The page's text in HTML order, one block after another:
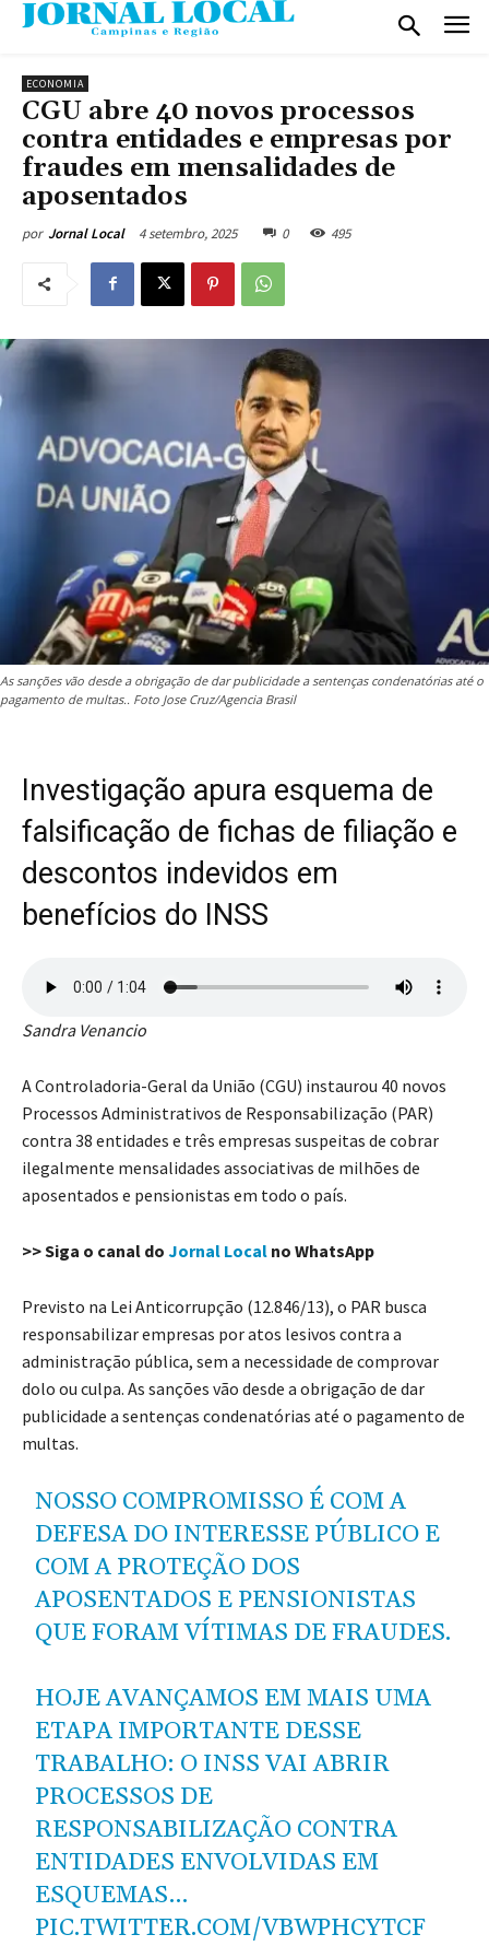
ECONOMIA
CGU abre 40 novos processos
contra entidades e empresas por
fraudes em mensalidades de
aposentados
por Jornal Local 4 setembro, 2025 0 495
As sanções vão desde a obrigação de dar publicidade a sentenças condenatórias até o
pagamento de multas.. Foto Jose Cruz/Agencia Brasil
Investigação apura esquema de
falsificação de fichas de filiação e
descontos indevidos em
benefícios do INSS
Sandra Venancio
A Controladoria-Geral da União (CGU) instaurou 40 novos
Processos Administrativos de Responsabilização (PAR)
contra 38 entidades e três empresas suspeitas de cobrar
ilegalmente mensalidades associativas de milhões de
aposentados e pensionistas em todo o país.
>> Siga o canal do Jornal Local no WhatsApp
Previsto na Lei Anticorrupção (12.846/13), o PAR busca
responsabilizar empresas por atos lesivos contra a
administração pública, sem a necessidade de comprovar
dolo ou culpa. As sanções vão desde a obrigação de dar
publicidade a sentenças condenatórias até o pagamento de
multas.
NOSSO COMPROMISSO É COM A
DEFESA DO INTERESSE PÚBLICO E
COM A PROTEÇÃO DOS
APOSENTADOS E PENSIONISTAS
QUE FORAM VÍTIMAS DE FRAUDES.
HOJE AVANÇAMOS EM MAIS UMA
ETAPA IMPORTANTE DESSE
TRABALHO: O INSS VAI ABRIR
PROCESSOS DE
RESPONSABILIZAÇÃO CONTRA
ENTIDADES ENVOLVIDAS EM
ESQUEMAS…
PIC.TWITTER.COM/VBWPHCYTCF